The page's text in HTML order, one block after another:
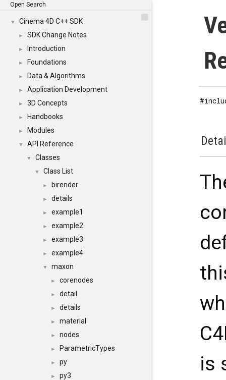
Open Search
▼ Cinema 4D C++ SDK
► SDK Change Notes
► Introduction
► Foundations
► Data & Algorithms
► Application Development
► 3D Concepts
► Handbooks
► Modules
▼ API Reference
▼ Classes
▼ Class List
► birender
► details
► example1
► example2
► example3
► example4
▼ maxon
► corenodes
► detail
► details
► material
► nodes
► ParametricTypes
► py
► py3
is